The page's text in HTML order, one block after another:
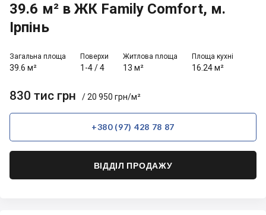
39.6 м² в ЖК Family Comfort, м.
Ірпінь
Загальна площа
39.6 м²
Поверхи
1-4/4
Житлова площа
13 м²
Площа кухні
16.24 м²
830 тис грн / 20 950 грн/м²
+380 (97) 428 78 87
ВІДДІЛ ПРОДАЖУ